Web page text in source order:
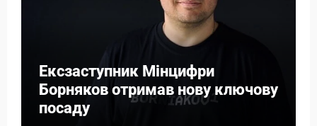
Ексзаступник Мінцифри
Борняков отримав нову ключову
посаду